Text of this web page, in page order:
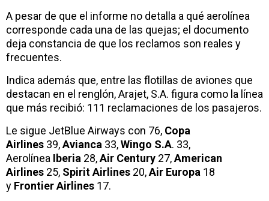
A pesar de que el informe no detalla a qué aerolínea
corresponde cada una de las quejas; el documento
deja constancia de que los reclamos son reales y
frecuentes.
Indica además que, entre las flotillas de aviones que
destacan en el renglón, Arajet, S.A. figura como la línea
que más recibió: 111 reclamaciones de los pasajeros.
Le sigue JetBlue Airways con 76, Copa
Airlines 39,Avianca 33,Wingo S.A. 33,
Aerolínea Iberia 28,Air Century 27,American
Airlines 25, Spirit Airlines 20,Air Europa 18
y Frontier Airlines 17.